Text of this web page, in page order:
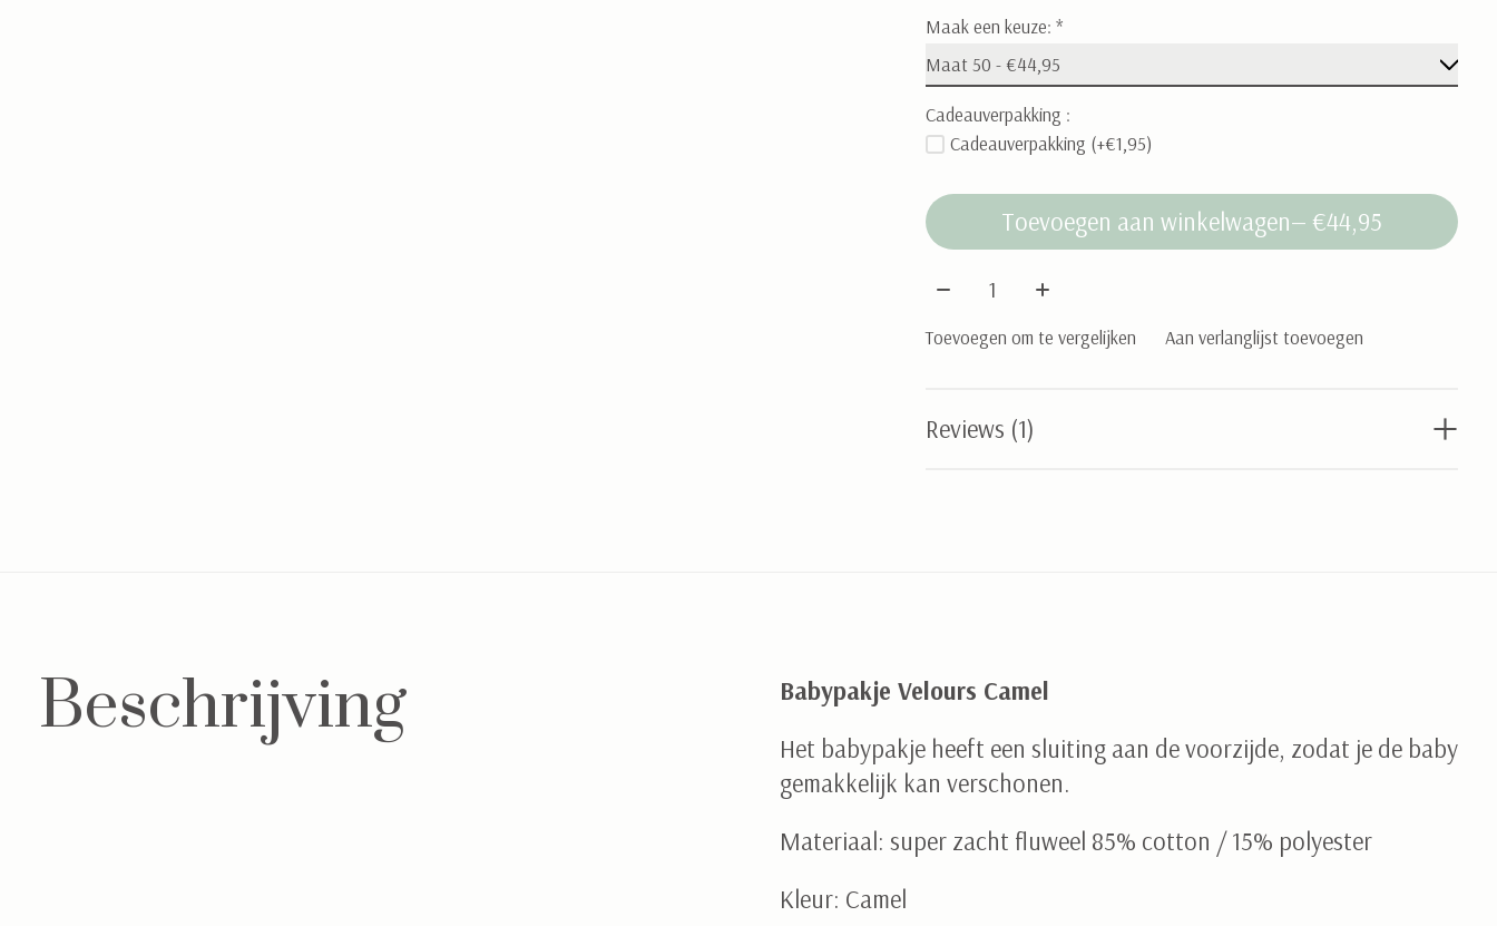
Maak een keuze:*
Cadeauverpakking :
Cadeauverpakking (+€1,95)
Toevoegen aan winkelwagen
— €44,95
Aantal:
Toevoegen om te vergelijken Aan verlanglijst toevoegen
Reviews (1)
Beschrijving
Babypakje Velours Camel
Het babypakje heeft een sluiting aan de voorzijde, zodat je de baby
gemakkelijk kan verschonen.
Materiaal: super zacht fluweel 85% cotton / 15% polyester
Kleur: Camel